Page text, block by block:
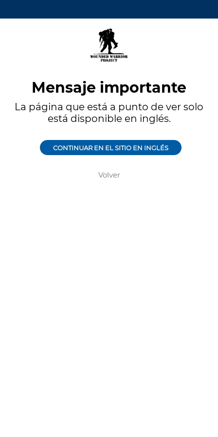
Mensaje importante
La página que está a punto de ver solo
está disponible en inglés.
CONTINUAR EN EL SITIO EN INGLÉS
Volver